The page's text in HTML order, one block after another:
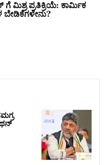
ಮಿಶ್ರ ಪ್ರತಿಕ್ರಿಯೆ: ಕಾರ್ಮಿಕ